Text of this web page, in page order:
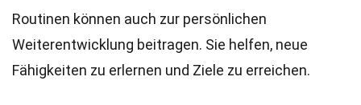
Routinen können auch zur persönlichen
Weiterentwicklung beitragen. Sie helfen, neue
Fähigkeiten zu erlernen und Ziele zu erreichen.